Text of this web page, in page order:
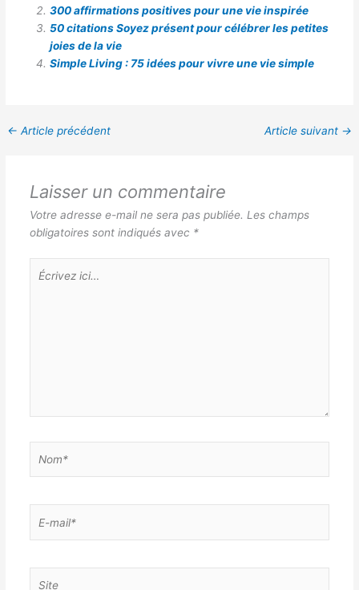
300 affirmations positives pour une vie inspirée
50 citations Soyez présent pour célébrer les petites
joies de la vie
Simple Living : 75 idées pour vivre une vie simple
← Article précédent Article suivant →
Laisser un commentaire
Votre adresse e-mail ne sera pas publiée. Les champs
obligatoires sont indiqués avec *
ici…
mail*